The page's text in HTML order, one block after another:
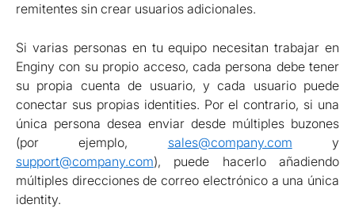
remitentes sin crear usuarios adicionales.
Si varias personas en tu equipo necesitan trabajar en
Enginy con su propio acceso, cada persona debe tener
su propia cuenta de usuario, y cada usuario puede
conectar sus propias identities. Por el contrario, si una
única persona desea enviar desde múltiples buzones
(por ejemplo, sales@company.com y
support@company.com), puede hacerlo añadiendo
múltiples direcciones de correo electrónico a una única
identity.